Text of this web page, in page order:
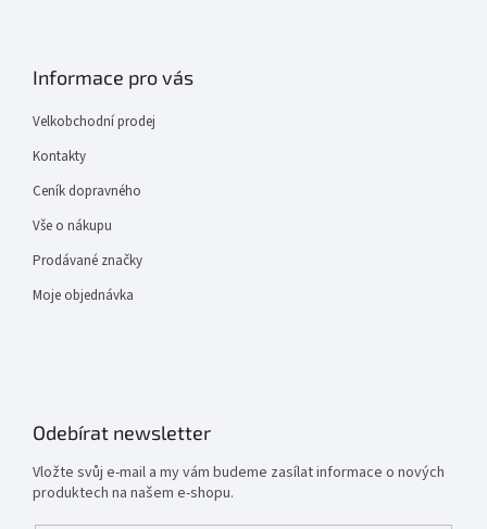
Informace pro vás
Velkobchodní prodej
Kontakty
Ceník dopravného
Vše o nákupu
Prodávané značky
Moje objednávka
Odebírat newsletter
Vložte svůj e-mail a my vám budeme zasílat informace o nových
produktech na našem e-shopu.